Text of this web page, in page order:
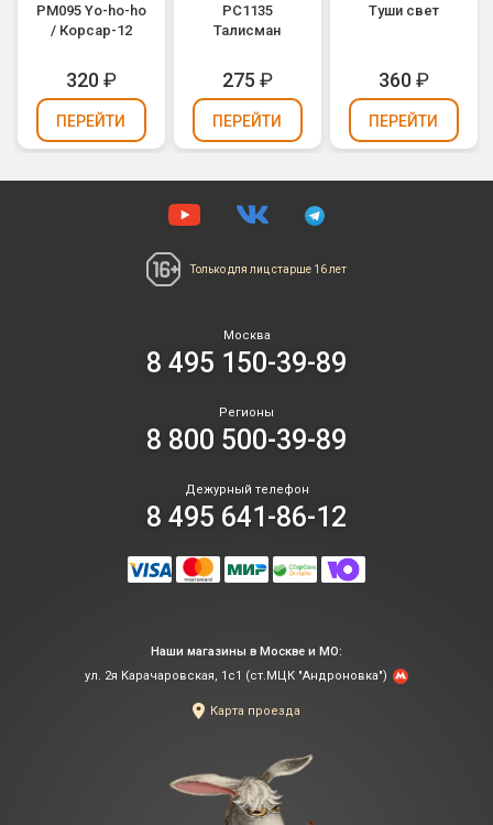
PM095 Yo-ho-ho
/ Корсар-12
320₽
ПЕРЕЙТИ
РС1135
Талисман
275 ₽
ПЕРЕЙТИ
Туши свет
360₽
ПЕРЕЙТИ
Только для лиц старше 16 лет
Москва
8 495 150-39-89
Регионы
8 800 500-39-89
Дежурный телефон
8 495 641-86-12
Наши магазины в Москве и МО:
ул. 2я Карачаровская, 1с1 (ст.МЦК "Андроновка")
Карта проезда